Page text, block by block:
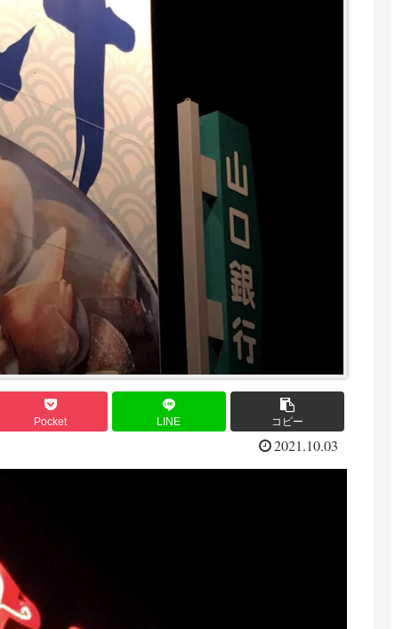
Pocket LINE コピー
2021.10.03